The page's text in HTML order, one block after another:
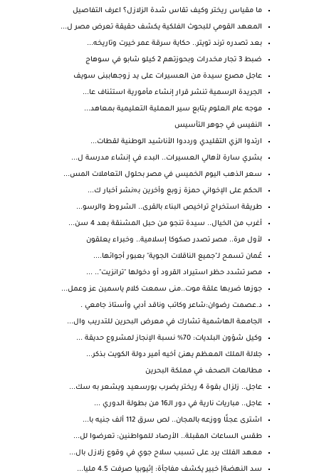
ما مقياس ريختر وكيف تقاس شدة الزلازل؟ اعرف التفاصيل
المعهد القومي للبحوث الفلكية يكشف حقيقة تعرض مصر ل...
بعد تصدره ترند تويتر.. حكاية سرقة عمر خيرت وتاريخه...
ضبط 3 تجار مخدرات وبحوزتهم 2 كيلو شابو في سوهاج
عاجل مصرع سيدة من العسيرات على يد زوجهاببنى سويف
الجريدة الرسمية تنشر قرار إنشاء مأمورية استئناف عا...
موجه عام العلوم يتابع سير العملية التعليمية بمعاهد...
النفيس في جوهر التأسيس
ارتدوا الزي التقليدي ورددوا الأناشيد الوطنية لقطات...
بشري سارة لأهالي العسيرات.. البدء في إنشاء مدرسة ل...
سعر الذهب اليوم الخميس في مصر بحلول التعاملات المس...
الحكم على الإخواني حمزة زوبع وأخرين بـ«نشر أخبار ك...
طريقة استخراج تراخيص البناء بالقرى.. الشروط والرسو...
أغرب من الخيال.. سيدة تنجو من حبل المشنقة بعد 4 سن...
لأول مرة.. مصر تصدر صكوكا إسلامية.. وخبراء يعلقون
عُمان تسمح لـ"جميع الناقلات الجوية" بعبور أجوائها....
مصر تشدد حظر استيراد القرود أو دخولها "ترانزيت".. ...
جوزها ضربها علقة موت..منى سمعت كلام ياسمين عز وعمل...
د.عصمت رضوان:شاعر وكاتب وناقد أدبي وأستاذ جامعي .
الجامعة الهاشمية تشارك في معرض البحرين للتدريب وال...
وكيل شؤون البلديات: 70% نسبة الإنجاز لمشروع حديقة ...
جلالة الملك المعظم يهنئ أخيه أمير دولة الكويت بذكر...
مطالعات الصحف في مملكة البحرين
عاجل.. زلزال بقوة 4 ريختر يضرب بورسعيد ويشعر به سك...
عاجل.. مباريات نارية في دور الـ16 من بطولة الدوري ...
اشترى عجلًا ووزعه بالمجان.. لص سرق 112 ألف جنيه با...
طقس الساعات المقبلة.. الأرصاد للمواطنين: تعرضوا لل...
معهد الفلك يرد على تسبب سلاح جوي في وقوع زلازل بال...
سد النهضة| خبير يكشف مفاجأة: إثيوبيا صرفت 4.5 مليا...